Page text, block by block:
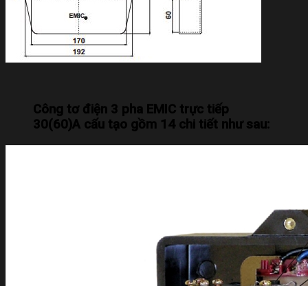
Công tơ điện 3 pha EMIC trực tiếp
30(60)A cấu tạo gồm 14 chi tiết như sau: